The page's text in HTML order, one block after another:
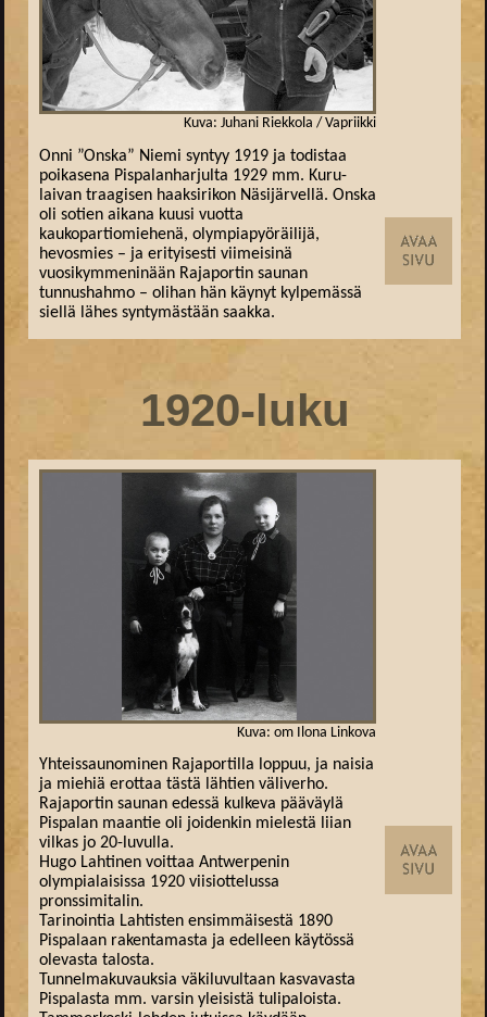
Kuva: Juhani Riekkola / Vapriikki
Onni ”Onska” Niemi syntyy 1919 ja todistaa
poikasena Pispalanharjulta 1929 mm. Kuru-
laivan traagisen haaksirikon Näsijärvellä. Onska
oli sotien aikana kuusi vuotta
kaukopartiomiehenä, olympiapyöräilijä,
hevosmies – ja erityisesti viimeisinä
vuosikymmeninään Rajaportin saunan
tunnushahmo – olihan hän käynyt kylpemässä
siellä lähes syntymästään saakka.
1920-luku
Kuva: om Ilona Linkova
Yhteissaunominen Rajaportilla loppuu, ja naisia
ja miehiä erottaa tästä lähtien väliverho.
Rajaportin saunan edessä kulkeva pääväylä
Pispalan maantie oli joidenkin mielestä liian
vilkas jo 20-luvulla.
Hugo Lahtinen voittaa Antwerpenin
olympialaisissa 1920 viisiottelussa
pronssimitalin.
Tarinointia Lahtisten ensimmäisestä 1890
Pispalaan rakentamasta ja edelleen käytössä
olevasta talosta.
Tunnelmakuvauksia väkiluvultaan kasvavasta
Pispalasta mm. varsin yleisistä tulipaloista.